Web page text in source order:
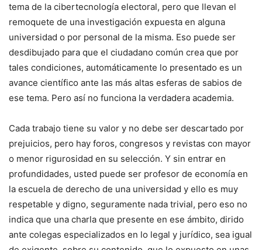
tema de la cibertecnología electoral, pero que llevan el
remoquete de una investigación expuesta en alguna
universidad o por personal de la misma. Eso puede ser
desdibujado para que el ciudadano común crea que por
tales condiciones, automáticamente lo presentado es un
avance científico ante las más altas esferas de sabios de
ese tema. Pero así no funciona la verdadera academia.
Cada trabajo tiene su valor y no debe ser descartado por
prejuicios, pero hay foros, congresos y revistas con mayor
o menor rigurosidad en su selección. Y sin entrar en
profundidades, usted puede ser profesor de economía en
la escuela de derecho de una universidad y ello es muy
respetable y digno, seguramente nada trivial, pero eso no
indica que una charla que presente en ese ámbito, dirido
ante colegas especializados en lo legal y jurídico, sea igual